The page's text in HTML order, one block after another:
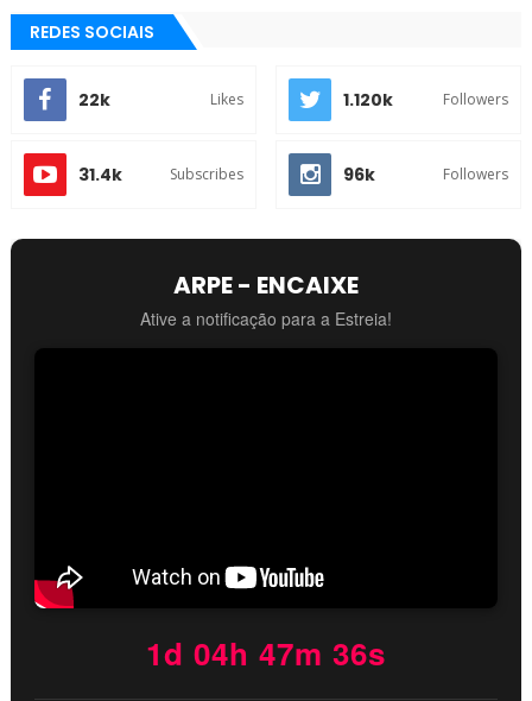
REDES SOCIAIS
22k Likes 1.120k Followers
31.4k Subscribes 96k Followers
ARPE - ENCAIXE
Ative a notificação para a Estreia!
1d 04h 47m 35s